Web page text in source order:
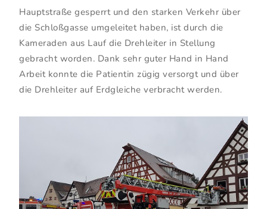
Hauptstraße gesperrt und den starken Verkehr über
die Schloßgasse umgeleitet haben, ist durch die
Kameraden aus Lauf die Drehleiter in Stellung
gebracht worden. Dank sehr guter Hand in Hand
Arbeit konnte die Patientin zügig versorgt und über
die Drehleiter auf Erdgleiche verbracht werden.